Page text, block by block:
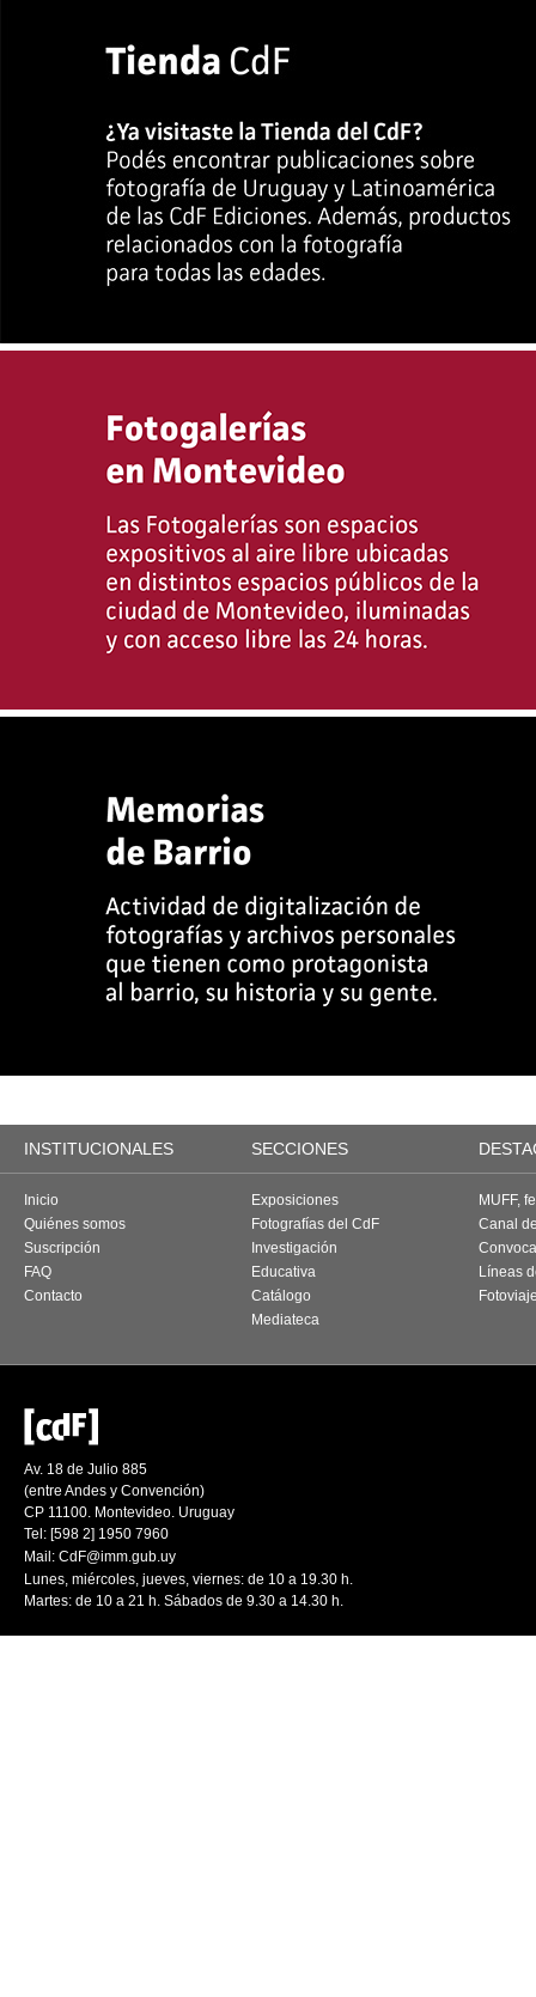
INSTITUCIONALES SECCIONES
Inicio
Quiénes somos
Suscripción
FAQ
Contacto
Exposiciones
Fotografías del CdF
Investigación
Educativa
Catálogo
Mediateca
MUFF,
Canal
Líneas
Av. 18 de Julio 885
(entre Andes y Convención)
CP 11100. Montevideo. Uruguay
Tel: [598 2] 1950 7960
Mail: CdF@imm.gub.uy
Lunes, miércoles, jueves, viernes: de 10 a 19.30 h.
Martes: de 10 a 21 h. Sábados de 9.30 a 14.30 h.